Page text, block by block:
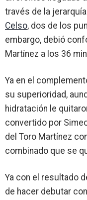
través de la
Celso, dos de los
embargo, debió
Martínez a los 36
Ya en el
su superioridad,
hidratación le
convertido por
del Toro Martínez
combinado que se
Ya con el resultado
de hacer debutar